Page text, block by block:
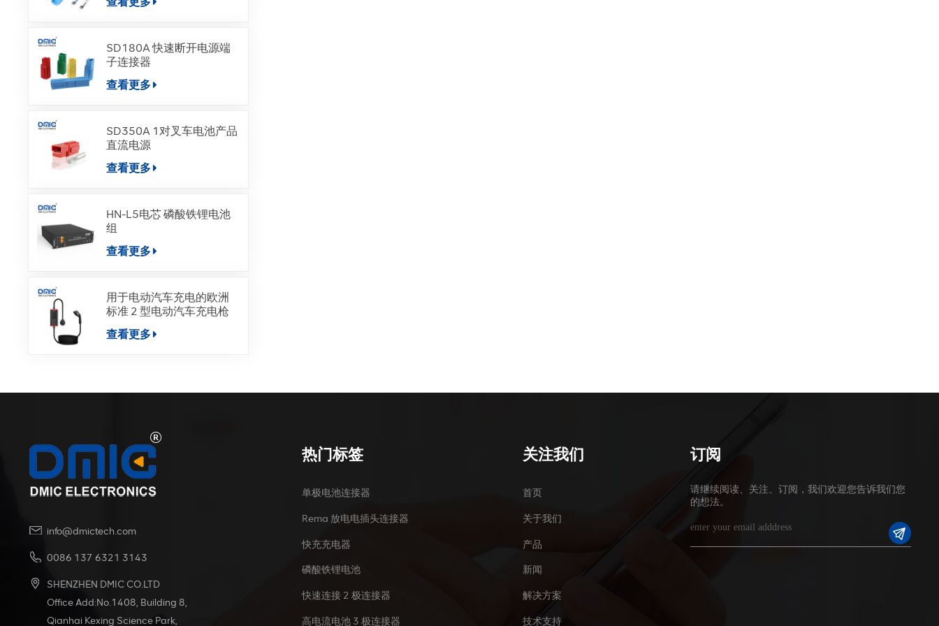
SD180A 快速断开电源端
子连接器
查看更多
SD350A 1对叉车电池产品
直流电源
查看更多
HN-L5电芯 磷酸铁锂电池
组
查看更多
用于电动汽车充电的欧洲
标准 2 型电动汽车充电枪
查看更多
info@dmictech.com
0086 137 6321 3143
SHENZHEN DMIC CO.LTD
Office Add:No.1408, Building 8,
Qianhai Kexing Science Park,
热门标签
单极电池连接器
Rema 放电电插头连接器
快充充电器
磷酸铁锂电池
快速连接 2 极连接器
高电流电池 3 极连接器
关注我们
首页
关于我们
产品
新闻
解决方案
技术支持
订阅
请继续阅读、关注、订阅，我们欢迎您告诉我们您
的想法。